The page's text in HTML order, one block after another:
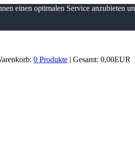
einen optimalen Service anzubieten
0 Produkte | Gesamt: 0,00EUR